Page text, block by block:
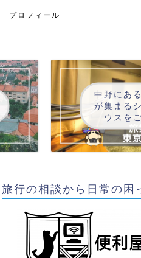
プロフィール
中野にあ
が集まる
ウスを
旅行の相談から日常の困